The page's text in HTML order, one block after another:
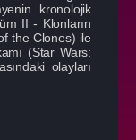
kronolojik
II - Klonların
the Clones) ile
(Star Wars:
olayları